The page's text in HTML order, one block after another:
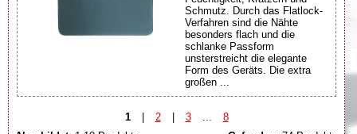
Schmutz. Durch das Flatlock-
Verfahren sind die Nähte
besonders flach und die
schlanke Passform
unsterstreicht die elegante
Form des Geräts. Die extra
großen ...
1 | 2 | 3
8